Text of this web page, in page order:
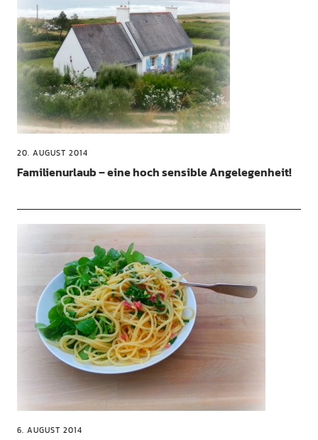
20. AUGUST 2014
Familienurlaub – eine hoch sensible Angelegenheit!
6. AUGUST 2014